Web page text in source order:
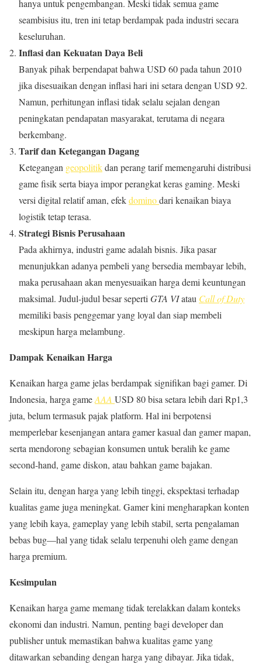
hanya untuk pengembangan. Meski tidak semua game
seambisius itu, tren ini tetap berdampak pada industri secara
keseluruhan.
Inflasi dan Kekuatan Daya Beli
Banyak pihak berpendapat bahwa USD 60 pada tahun 2010
jika disesuaikan dengan inflasi hari ini setara dengan USD 92.
Namun, perhitungan inflasi tidak selalu sejalan dengan
peningkatan pendapatan masyarakat, terutama di negara
berkembang.
Tarif dan Ketegangan Dagang
Ketegangan geopolitikdan perang tarif memengaruhi distribusi
game fisik serta biaya impor perangkat keras gaming. Meski
versi digital relatif aman, efekdominodari kenaikan biaya
logistik tetap terasa.
Strategi Bisnis Perusahaan
Pada akhirnya, industri game adalah bisnis. Jika pasar
menunjukkan adanya pembeli yang bersedia membayar lebih,
maka perusahaan akan menyesuaikan harga demi keuntungan
maksimal. Judul-judul besar seperti GTA VIatau Call of Duty
memiliki basis penggemar yang loyal dan siap membeli
meskipun harga melambung.
Dampak Kenaikan Harga
Kenaikan harga game jelas berdampak signifikan bagi gamer. Di
Indonesia, harga gameAAA USD 80 bisa setara lebih dari Rp1,3
juta, belum termasuk pajak platform. Hal ini berpotensi
memperlebar kesenjangan antara gamer kasual dan gamer mapan,
serta mendorong sebagian konsumen untuk beralih ke game
second-hand, game diskon, atau bahkan game bajakan.
Selain itu, dengan harga yang lebih tinggi, ekspektasi terhadap
kualitas game juga meningkat. Gamer kini mengharapkan konten
yang lebih kaya, gameplay yang lebih stabil, serta pengalaman
bebas bug—hal yang tidak selalu terpenuhi oleh game dengan
harga premium.
Kesimpulan
Kenaikan harga game memang tidak terelakkan dalam konteks
ekonomi dan industri. Namun, penting bagi developer dan
publisher untuk memastikan bahwa kualitas game yang
ditawarkan sebanding dengan harga yang dibayar. Jika tidak,